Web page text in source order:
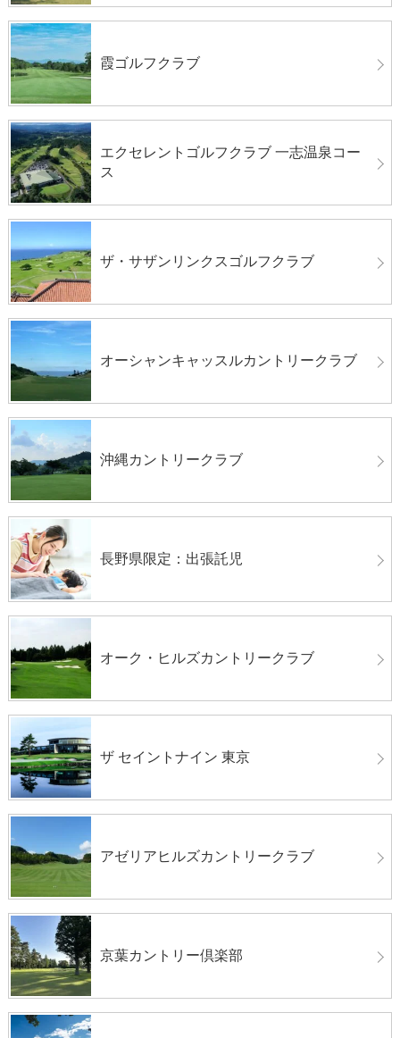
霞ゴルフクラブ
エクセレントゴルフクラブ 一志温泉コー
ス
ザ・サザンリンクスゴルフクラブ
オーシャンキャッスルカントリークラブ
沖縄カントリークラブ
長野県限定：出張託児
オーク・ヒルズカントリークラブ
ザ セイントナイン 東京
アゼリアヒルズカントリークラブ
京葉カントリー倶楽部